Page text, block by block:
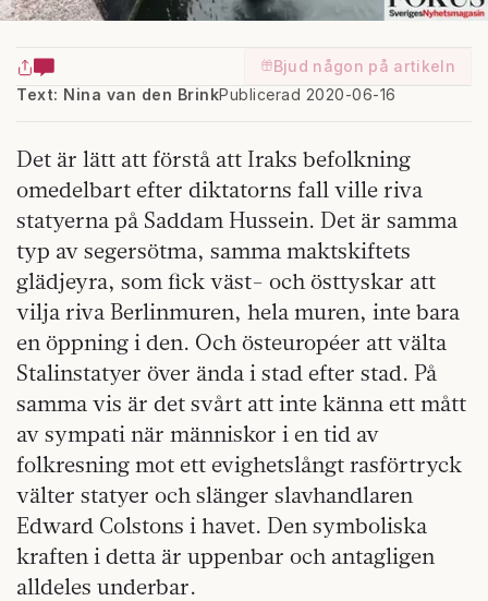
Bjud någon på artikeln
Text: Nina van den BrinkPublicerad 2020-06-16
Det är lätt att förstå att Iraks befolkning
omedelbart efter diktatorns fall ville riva
statyerna på Saddam Hussein. Det är samma
typ av segersötma, samma maktskiftets
glädjeyra, som fick väst- och östtyskar att
vilja riva Berlinmuren, hela muren, inte bara
en öppning i den. Och östeuropéer att välta
Stalinstatyer över ända i stad efter stad. På
samma vis är det svårt att inte känna ett mått
av sympati när människor i en tid av
folkresning mot ett evighetslångt rasförtryck
välter statyer och slänger slavhandlaren
Edward Colstons i havet. Den symboliska
kraften i detta är uppenbar och antagligen
alldeles underbar.